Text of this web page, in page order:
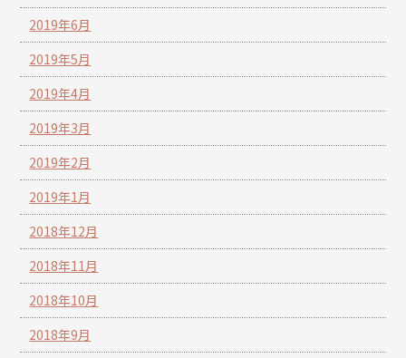
2019年6月
2019年5月
2019年4月
2019年3月
2019年2月
2019年1月
2018年12月
2018年11月
2018年10月
2018年9月